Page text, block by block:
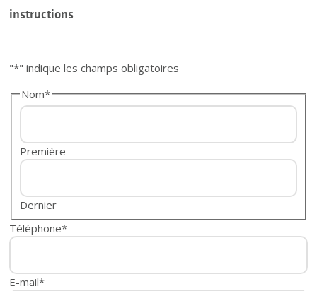
instructions
"*" indique les champs obligatoires
Nom*
Première
Dernier
Téléphone*
E-mail*